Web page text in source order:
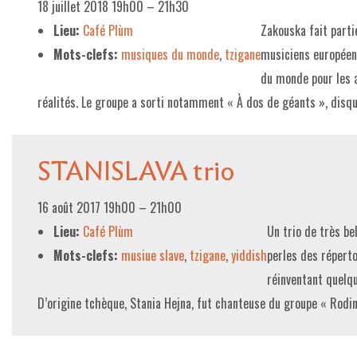
18 juillet 2018 19h00 – 21h30
Lieu: Café Plùm
Mots-clefs: musiques du monde, tzigane
Zakouska fait
musiciens
du monde pour les
réalités. Le groupe a sorti notamment « À dos de géants »,
STANISLAVA trio
16 août 2017 19h00 – 21h00
Lieu: Café Plùm
Mots-clefs: musiue slave, tzigane,yiddish
Un trio de très
perles des
réinventant
D’origine tchèque, Stania Hejna, fut chanteuse du groupe «